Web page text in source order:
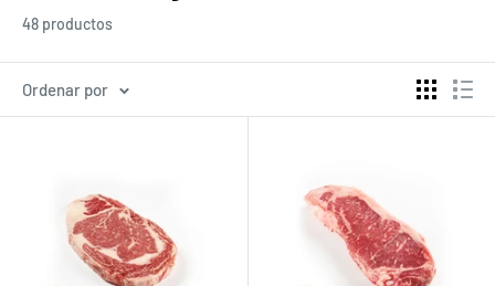
48 productos
Ordenar por